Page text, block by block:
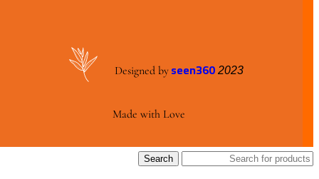
Designed byseen360 2023
Made with Love
Search